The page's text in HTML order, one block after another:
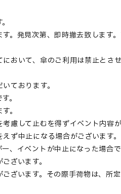
発見次第、即時撤去致します
おいて、傘のご利用は禁止とさ
ております。
。
。
して止むを得ずイベント内容が
ず中止になる場合がございます。
イベントが中止になった場合で
ざいます。
ざいます。その際手荷物は、所